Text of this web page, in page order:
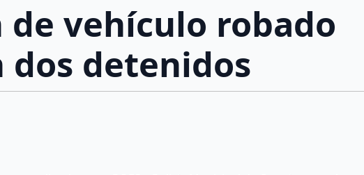
de vehículo robado
detenidos